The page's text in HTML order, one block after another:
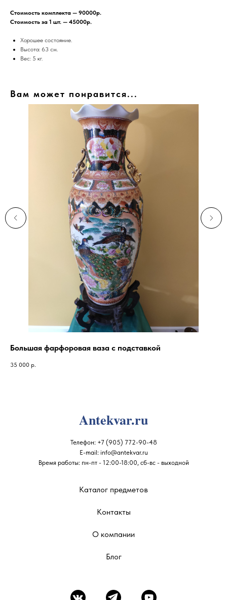
Стоимость комплекта — 90000р.
Стоимость за 1 шт. — 45000р.
Хорошее состояние.
Высота: 63 см.
Вес: 5 кг.
Вам может понравится...
Большая фарфоровая ваза с подставкой
35 000 р.
Телефон: +7 (905) 772-90-48
E-mail: info@antekvar.ru
Время работы: пн-пт - 12:00-18:00, сб-вс - выходной
Antekvar.ru
Каталог предметов
Блог
О компании
Контакты